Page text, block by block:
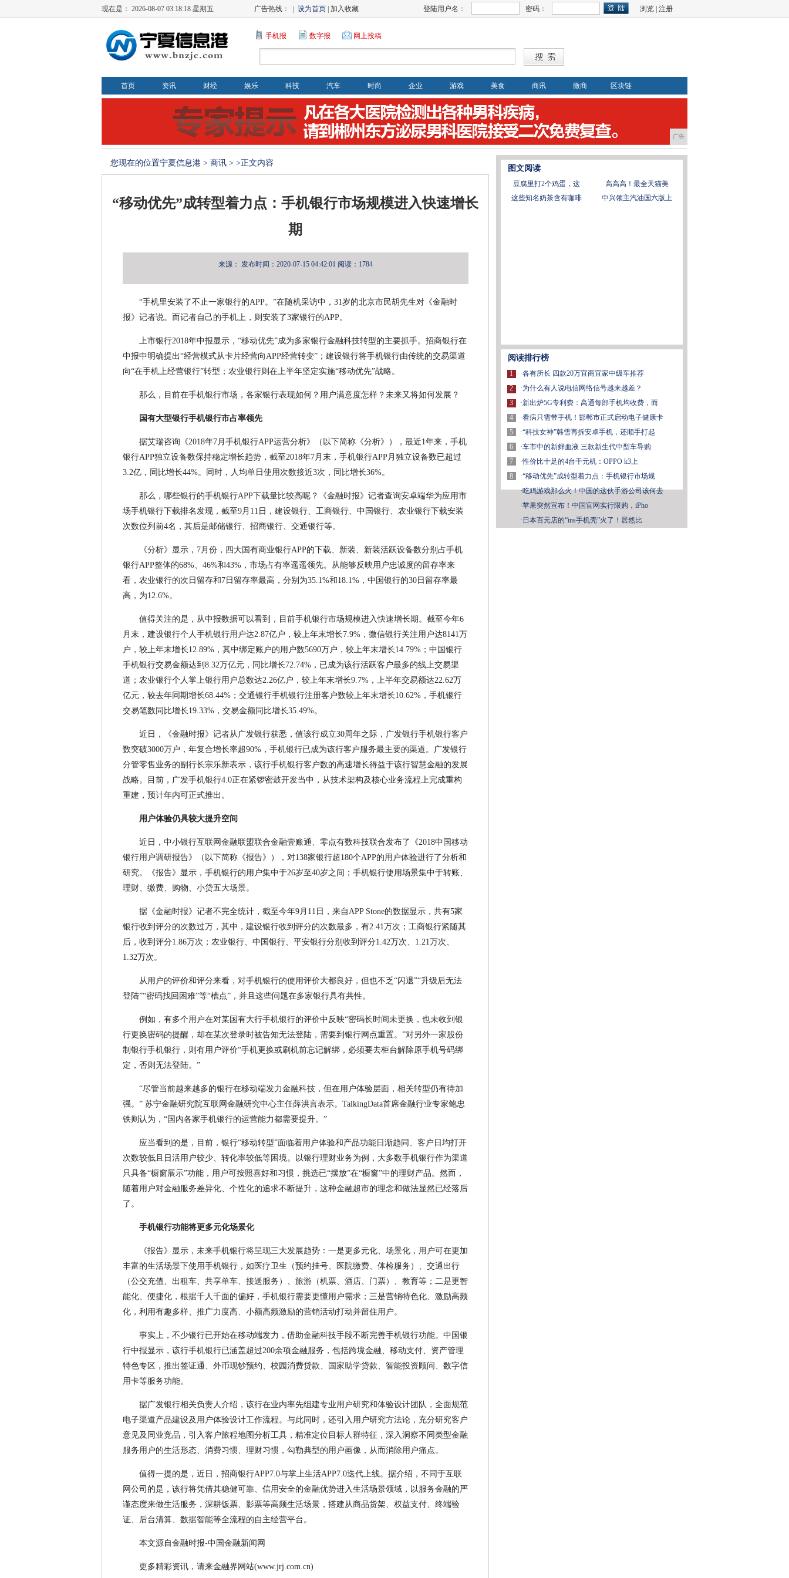
现在是： 2026-08-07 03:18:19 星期五 广告热线： | 设为首页 | 加入收藏 登陆用户名： 密码： 浏览 注册
手机报 数字报 网上投稿
首页 资讯 财经 娱乐 科技 汽车 时尚 企业 游戏 美食 商讯 微商 区块链
广告
您现在的位置宁夏信息港 > 商讯 > >正文内容
“移动优先”成转型着力点：手机银行市场规模进入快速增长
期
来源： 发布时间：2020-07-15 04:42:01 阅读：1784
“手机里安装了不止一家银行的APP。”在随机采访中，31岁的北京市民胡先生对《金融时
报》记者说。而记者自己的手机上，则安装了3家银行的APP。
上市银行2018年中报显示，“移动优先”成为多家银行金融科技转型的主要抓手。招商银行在
中报中明确提出“经营模式从卡片经营向APP经营转变”；建设银行将手机银行由传统的交易渠道
向“在手机上经营银行”转型；农业银行则在上半年坚定实施“移动优先”战略。
那么，目前在手机银行市场，各家银行表现如何？用户满意度怎样？未来又将如何发展？
国有大型银行手机银行市占率领先
据艾瑞咨询《2018年7月手机银行APP运营分析》（以下简称《分析》），最近1年来，手机
银行APP独立设备数保持稳定增长趋势，截至2018年7月末，手机银行APP月独立设备数已超过
3.2亿，同比增长44%。同时，人均单日使用次数接近3次，同比增长36%。
那么，哪些银行的手机银行APP下载量比较高呢？《金融时报》记者查询安卓端华为应用市
场手机银行下载排名发现，截至9月11日，建设银行、工商银行、中国银行、农业银行下载安装
次数位列前4名，其后是邮储银行、招商银行、交通银行等。
《分析》显示，7月份，四大国有商业银行APP的下载、新装、新装活跃设备数分别占手机
银行APP整体的68%、46%和43%，市场占有率遥遥领先。从能够反映用户忠诚度的留存率来
看，农业银行的次日留存和7日留存率最高，分别为35.1%和18.1%，中国银行的30日留存率最
高，为12.6%。
值得关注的是，从中报数据可以看到，目前手机银行市场规模进入快速增长期。截至今年6
月末，建设银行个人手机银行用户达2.87亿户，较上年末增长7.9%，微信银行关注用户达8141万
户，较上年末增长12.89%，其中绑定账户的用户数5690万户，较上年末增长14.79%；中国银行
手机银行交易金额达到8.32万亿元，同比增长72.74%，已成为该行活跃客户最多的线上交易渠
道；农业银行个人掌上银行用户总数达2.26亿户，较上年末增长9.7%，上半年交易额达22.62万
亿元，较去年同期增长68.44%；交通银行手机银行注册客户数较上年末增长10.62%，手机银行
交易笔数同比增长19.33%，交易金额同比增长35.49%。
近日，《金融时报》记者从广发银行获悉，值该行成立30周年之际，广发银行手机银行客户
数突破3000万户，年复合增长率超90%，手机银行已成为该行客户服务最主要的渠道。广发银行
分管零售业务的副行长宗乐新表示，该行手机银行客户数的高速增长得益于该行智慧金融的发展
战略。目前，广发手机银行4.0正在紧锣密鼓开发当中，从技术架构及核心业务流程上完成重构
重建，预计年内可正式推出。
用户体验仍具较大提升空间
近日，中小银行互联网金融联盟联合金融壹账通、零点有数科技联合发布了《2018中国移动
银行用户调研报告》（以下简称《报告》），对138家银行超180个APP的用户体验进行了分析和
研究。《报告》显示，手机银行的用户集中于26岁至40岁之间；手机银行使用场景集中于转账、
理财、缴费、购物、小贷五大场景。
据《金融时报》记者不完全统计，截至今年9月11日，来自APP Stone的数据显示，共有5家
银行收到评分的次数过万，其中，建设银行收到评分的次数最多，有2.41万次；工商银行紧随其
后，收到评分1.86万次；农业银行、中国银行、平安银行分别收到评分1.42万次、1.21万次、
1.32万次。
从用户的评价和评分来看，对手机银行的使用评价大都良好，但也不乏“闪退”“升级后无法
登陆”“密码找回困难”等“槽点”，并且这些问题在多家银行具有共性。
例如，有多个用户在对某国有大行手机银行的评价中反映“密码长时间未更换，也未收到银
行更换密码的提醒，却在某次登录时被告知无法登陆，需要到银行网点重置。”对另外一家股份
制银行手机银行，则有用户评价“手机更换或刷机前忘记解绑，必须要去柜台解除原手机号码绑
定，否则无法登陆。”
“尽管当前越来越多的银行在移动端发力金融科技，但在用户体验层面，相关转型仍有待加
强。” 苏宁金融研究院互联网金融研究中心主任薛洪言表示。TalkingData首席金融行业专家鲍忠
铁则认为，“国内各家手机银行的运营能力都需要提升。”
应当看到的是，目前，银行“移动转型”面临着用户体验和产品功能日渐趋同、客户日均打开
次数较低且日活用户较少、转化率较低等困境。以银行理财业务为例，大多数手机银行作为渠道
只具备“橱窗展示”功能，用户可按照喜好和习惯，挑选已“摆放”在“橱窗”中的理财产品。然而，
随着用户对金融服务差异化、个性化的追求不断提升，这种金融超市的理念和做法显然已经落后
了。
手机银行功能将更多元化场景化
《报告》显示，未来手机银行将呈现三大发展趋势：一是更多元化、场景化，用户可在更加
丰富的生活场景下使用手机银行，如医疗卫生（预约挂号、医院缴费、体检服务）、交通出行
（公交充值、出租车、共享单车、接送服务）、旅游（机票、酒店、门票）、教育等；二是更智
能化、便捷化，根据千人千面的偏好，手机银行需要更懂用户需求；三是营销特色化、激励高频
化，利用有趣多样、推广力度高、小额高频激励的营销活动打动并留住用户。
事实上，不少银行已开始在移动端发力，借助金融科技手段不断完善手机银行功能。中国银
行中报显示，该行手机银行已涵盖超过200余项金融服务，包括跨境金融、移动支付、资产管理
特色专区，推出签证通、外币现钞预约、校园消费贷款、国家助学贷款、智能投资顾问、数字信
用卡等服务功能。
据广发银行相关负责人介绍，该行在业内率先组建专业用户研究和体验设计团队，全面规范
电子渠道产品建设及用户体验设计工作流程。与此同时，还引入用户研究方法论，充分研究客户
意见及同业竞品，引入客户旅程地图分析工具，精准定位目标人群特征，深入洞察不同类型金融
服务用户的生活形态、消费习惯、理财习惯，勾勒典型的用户画像，从而消除用户痛点。
值得一提的是，近日，招商银行APP7.0与掌上生活APP7.0迭代上线。据介绍，不同于互联
网公司的是，该行将凭借其稳健可靠、信用安全的金融优势进入生活场景领域，以服务金融的严
谨态度来做生活服务，深耕饭票、影票等高频生活场景，搭建从商品货架、权益支付、终端验
证、后台清算、数据智能等全流程的自主经营平台。
本文源自金融时报-中国金融新闻网
更多精彩资讯，请来金融界网站(www.jrj.com.cn)
图文阅读
豆腐里打2个鸡蛋，这
​高高高！最全天猫美
这些知名奶茶含有咖啡
中兴领主汽油国六版上
阅读排行榜
1
2
3
4
5
6
7
8
·各有所长 四款20万宜商宜家中级车推荐
·为什么有人说电信网络信号越来越差？
·新出炉5G专利费：高通每部手机均收费，而
·看病只需带手机！邯郸市正式启动电子健康卡
·“科技女神”韩雪再拆安卓手机，还顺手打起
·车市中的新鲜血液 三款新生代中型车导购
·性价比十足的4台千元机：OPPO k3上
·“移动优先”成转型着力点：手机银行市场规
·吃鸡游戏那么火！中国的这伙手游公司该何去
·苹果突然宣布！中国官网实行限购，iPho
· 日本百元店的“ins手机壳”火了！居然比